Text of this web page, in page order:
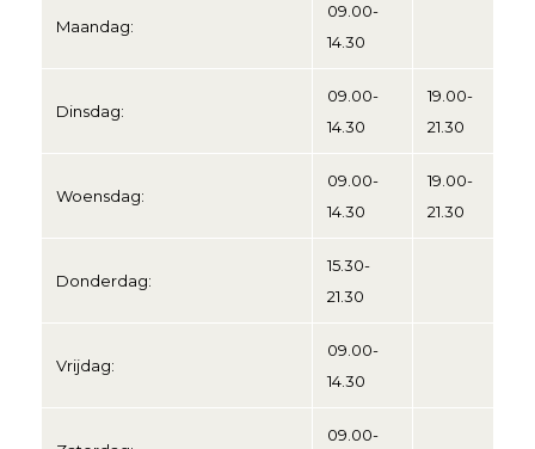
Maandag:
09.00-
14.30
Dinsdag:
09.00-
14.30
19.00-
21.30
Woensdag:
09.00-
14.30
19.00-
21.30
Donderdag:
15.30-
21.30
Vrijdag:
09.00-
14.30
09.00-